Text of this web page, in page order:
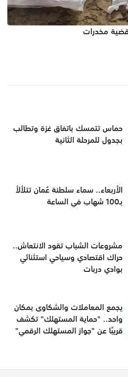
حماس تتمسك باتفاق غزة وتطالب
بجدول للمرحلة الثانية
الأربعاء.. سماء سلطنة عُمان تتلألأ
بـ100 شهاب في الساعة
مشروعات الشباب تقود الانتعاش..
حراك اقتصادي وسياحي استثنائي
بوادي دربات
يجمع المعاملات والشكاوى بمكان
واحد.. "حماية المستهلك" تكشف
قريبًا عن "جواز المستهلك الرقمي"